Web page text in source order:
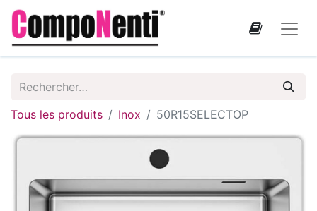
Tous les produits Inox 50R15SELECTOP